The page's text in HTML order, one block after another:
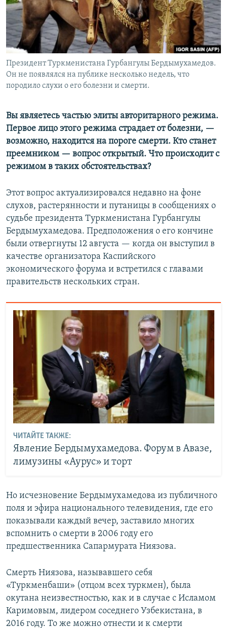
Президент Туркменистана Гурбангулы Бердымухамедов.
Он не появлялся на публике несколько недель, что
породило слухи о его болезни и смерти.
Вы являетесь частью элиты авторитарного режима.
Первое лицо этого режима страдает от болезни, —
возможно, находится на пороге смерти. Кто станет
преемником — вопрос открытый. Что происходит с
режимом в таких обстоятельствах?
Этот вопрос актуализировался недавно на фоне
слухов, растерянности и путаницы в сообщениях о
судьбе президента Туркменистана Гурбангулы
Бердымухамедова. Предположения о его кончине
были отвергнуты 12 августа — когда он выступил в
качестве организатора Каспийского
экономического форума и встретился с главами
правительств нескольких стран.
ЧИТАЙТЕ ТАКЖЕ:
Явление Бердымухамедова. Форум в Авазе,
лимузины «Аурус» и торт
Но исчезновение Бердымухамедова из публичного
поля и эфира национального телевидения, где его
показывали каждый вечер, заставило многих
вспомнить о смерти в 2006 году его
предшественника Сапармурата Ниязова.
Смерть Ниязова, называвшего себя
«Туркменбаши» (отцом всех туркмен), была
окутана неизвестностью, как и в случае с Исламом
Каримовым, лидером соседнего Узбекистана, в
2016 году. То же можно отнести и к смерти